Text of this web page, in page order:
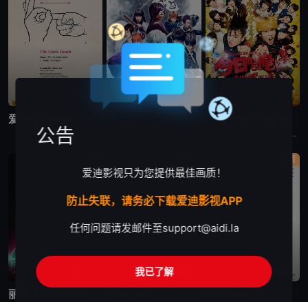
蓝光画质
爱的那点性事
蓝光5.1声道
我是大哥大 电影版
电影我是大哥大 电影版 今日から俺は！！劇場版讲述的是：三桥贵志以转校为契机，决定在新学校“嚣张”一把，从此做个不良少年。为了能在同学中获得存在感，他还特地去发廊弄了一头金色卷发。而和他转到同一所
丽莎·弗兰肯斯坦
蓝光画质
剧情
蓝光画质
公告
爱迪影视只为您提供最佳画质！
防止失联，请务必下载爱迪影视APP
任何问题请发邮件至support@aidi.la
我已了解